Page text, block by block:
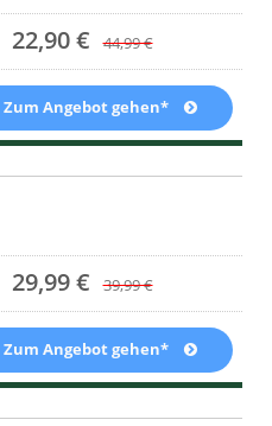
22,90 € 44,99 €
Zum Angebot gehen*
29,99 € 39,99 €
Zum Angebot gehen*